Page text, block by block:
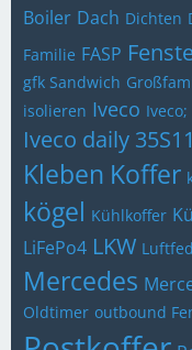
Boiler Dach Dichten
Familie FASP
gfk Sandwich
isolieren Iveco
Iveco daily 35S11
Kleben Koffer
kögel Kühlkoffer
LiFePo4 LKW
Mercedes
Oldtimer outbound